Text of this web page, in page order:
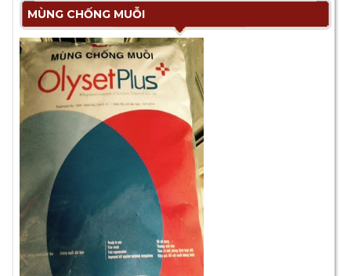
MÙNG CHỐNG MUỖI